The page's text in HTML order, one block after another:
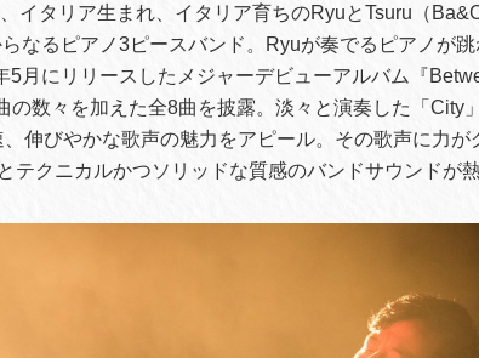
イタリア生まれ、イタリア育ちのRyuとTsuru（
なるピアノ3ピースバンド。Ryuが奏でるピアノが
5月にリリースしたメジャーデビューアルバム『
の数々を加えた全8曲を披露。淡々と演奏した「City
、伸びやかな歌声の魅力をアピール。その歌声に力が
テクニカルかつソリッドな質感のバンドサウンドが